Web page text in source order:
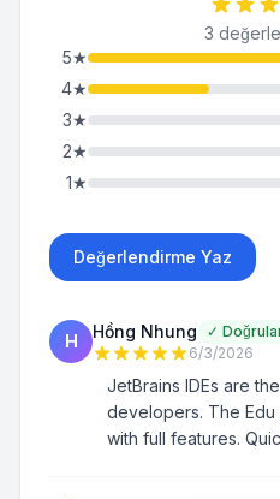
3
5★
4★
3★
2★
1★
Değerlendirme Yaz
H Hồng Nhung ✓
6/3/2026
JetBrains IDEs are
developers. The
with full features.